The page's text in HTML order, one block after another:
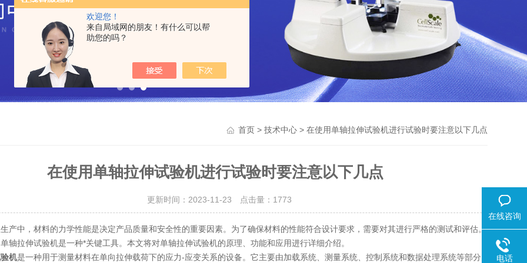
欢迎您！
来自局域网的朋友！有什么可以帮
助您的吗？
首页> 技术中心> 在使用单轴拉伸试验机进行试验时要注意以下几点
在使用单轴拉伸试验机进行试验时要注意以下几点
更新时间：2023-11-23 点击量： 1773
，材料的力学性能是决定产品质量和安全性的重要因素。为了确保材料的性能符合设计要求，需要对其进行严格的测试和评估。
轴拉伸试验机是一种*关键工具。本文将对单轴拉伸试验机的原理、功能和应用进行详细介绍。
机是一种用于测量材料在单向拉伸载荷下的应力-应变关系的设备。它主要由加载系统、测量系统、控制系统和数据处理系统等部分
在线咨询
电话